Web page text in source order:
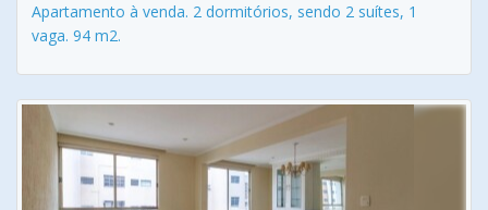
Apartamento à venda. 2 dormitórios, sendo 2 suítes, 1
vaga. 94 m2.